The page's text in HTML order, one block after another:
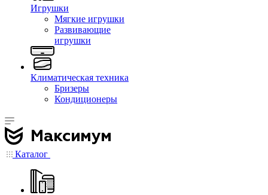
Игрушки
Мягкие игрушки
Развивающие
игрушки
Климатическая техника
Бризеры
Кондиционеры
Каталог